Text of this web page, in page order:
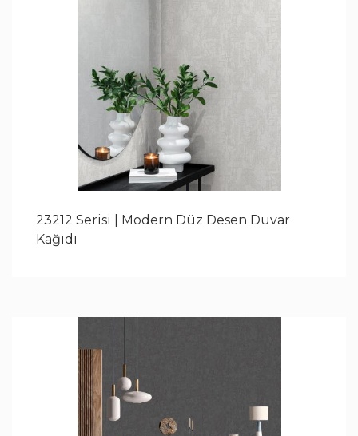
23212 Serisi | Modern Düz Desen Duvar
Kağıdı